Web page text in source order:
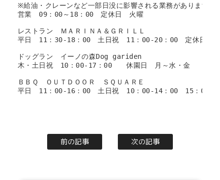
※給油・クレーンなど一部日没に影響される業務があります
営業　09：00～18：00　定休日　火曜
レストラン　ＭＡＲＩＮＡ＆ＧＲＩＬＬ
平日　11：30-18：00　土日祝　11：00-20：00　定休日　
ドッグラン　イーノの森Dog gariden
木・土日祝　10：00-17：00　　休園日　月～水・金
ＢＢＱ　ＯＵＴＤＯＯＲ　ＳＱＵＡＲＥ
平日　11：00-16：00　土日祝　10：00-14：00　15：00-
前の記事 次の記事